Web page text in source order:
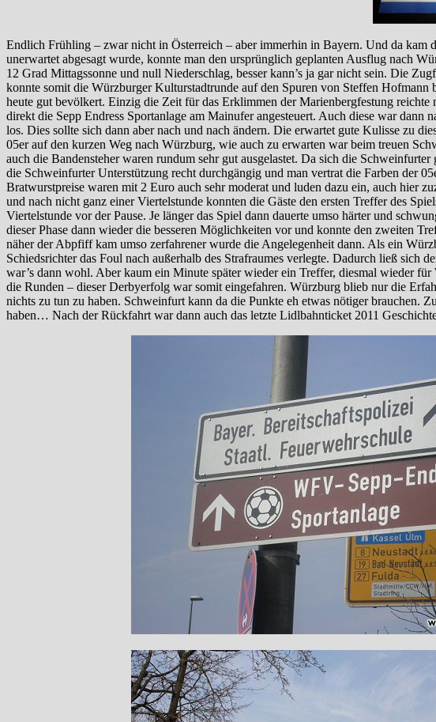
Endlich Frühling – zwar nicht in Österreich – aber immerhin in Bayern. Und da kam
unerwartet abgesagt wurde, konnte man den ursprünglich geplanten Ausflug nach
12 Grad Mittagssonne und null Niederschlag, besser kann’s ja gar nicht sein. Die
konnte somit die Würzburger Kulturstadtrunde auf den Spuren von Steffen
heute gut bevölkert. Einzig die Zeit für das Erklimmen der Marienbergfestung
direkt die Sepp Endress Sportanlage am Mainufer angesteuert. Auch diese war
los. Dies sollte sich dann aber nach und nach ändern. Die erwartet gute Kulisse zu
05er auf den kurzen Weg nach Würzburg, wie auch zu erwarten war beim treuen
auch die Bandensteher waren rundum sehr gut ausgelastet. Da sich die
die Schweinfurter Unterstützung recht durchgängig und man vertrat die Farben der
Bratwurstpreise waren mit 2 Euro auch sehr moderat und luden dazu ein, auch hier
und nach nicht ganz einer Viertelstunde konnten die Gäste den ersten Treffer des
Viertelstunde vor der Pause. Je länger das Spiel dann dauerte umso härter und
dieser Phase dann wieder die besseren Möglichkeiten vor und konnte den zweiten
näher der Abpfiff kam umso zerfahrener wurde die Angelegenheit dann. Als ein
Schiedsrichter das Foul nach außerhalb des Strafraumes verlegte. Dadurch ließ sich
war’s dann wohl. Aber kaum ein Minute später wieder ein Treffer, diesmal wieder
die Runden – dieser Derbyerfolg war somit eingefahren. Würzburg blieb nur die
nichts zu tun zu haben. Schweinfurt kann da die Punkte eh etwas nötiger brauchen.
haben… Nach der Rückfahrt war dann auch das letzte Lidlbahnticket 2011